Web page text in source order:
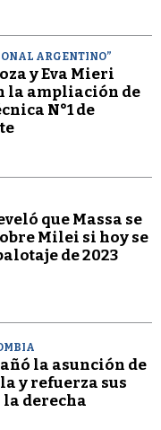
ARGENTINO”
y Eva Mieri
la ampliación de
N°1 de
que Massa se
Milei si hoy se
de 2023
la asunción de
y refuerza sus
derecha